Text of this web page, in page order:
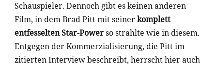
Schauspieler. Dennoch gibt es keinen anderen
Film, in dem Brad Pitt mit seinerkomplett
entfesselten Star-Powerso strahlte wie in diesem.
Entgegen der Kommerzialisierung, die Pitt im
zitierten Interview beschreibt, herrscht hier auch